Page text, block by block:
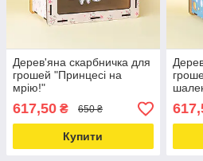
Дерев'яна скарбничка для
грошей "Принцесі на
мрію!"
617,50 ₴ 650 ₴
Купити